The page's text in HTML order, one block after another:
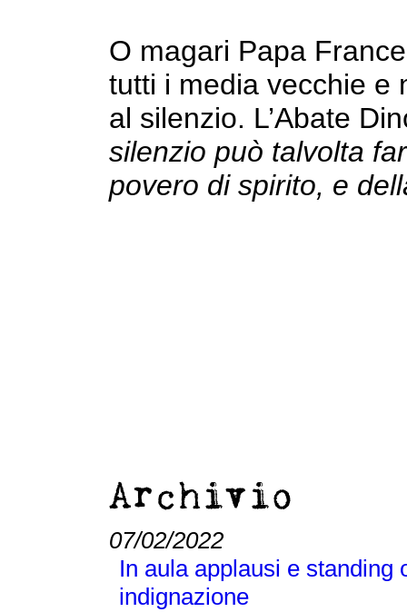
O magari Papa
tutti i media vecchie e
al silenzio. L’Abate
silenzio può talvolta
povero di spirito, e
Archivio
07/02/2022
In aula applausi e standing
indignazione